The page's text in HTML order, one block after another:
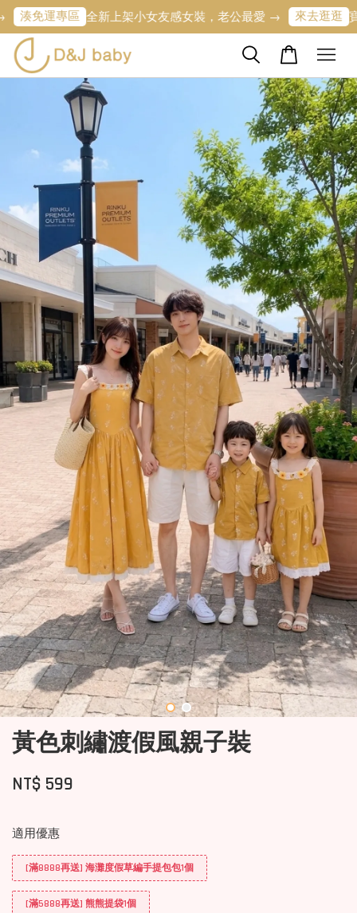
區 全新上架小女友感女裝，老公最愛 → 來去逛逛 寶寶的第
黃色刺繡渡假風親子裝
NT$ 599
適用優惠
[滿8888再送] 海灘度假草編手提包包1個
[滿5888再送] 熊熊提袋1個